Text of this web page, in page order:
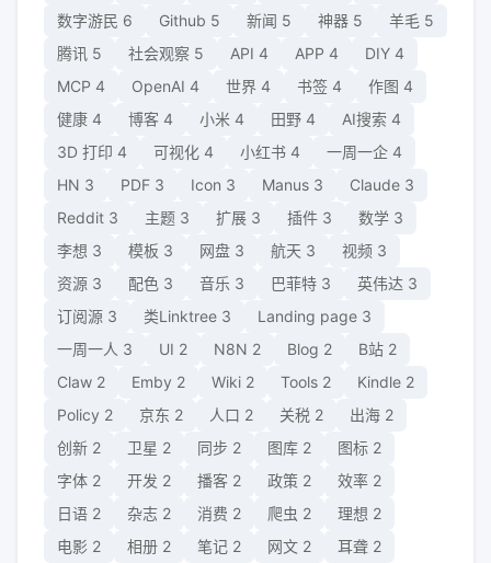
数字游民 6 Github 5 新闻 5 神器 5 羊毛 5
腾讯 5 社会观察 5 API 4 APP 4 DIY 4
MCP 4 OpenAI 4 世界 4 书签 4 作图 4
健康 4 博客 4 小米 4 田野 4 AI搜索 4
3D 打印 4 可视化 4 小红书 4 一周一企 4
HN 3 PDF 3 Icon 3 Manus 3 Claude 3
Reddit 3 主题 3 扩展 3 插件 3 数学 3
李想 3 模板 3 网盘 3 航天 3 视频 3
资源 3 配色 3 音乐 3 巴菲特 3 英伟达 3
订阅源 3 类Linktree 3 Landing page 3
一周一人 3 UI 2 N8N 2 Blog 2 B站 2
Claw 2 Emby 2 Wiki 2 Tools 2 Kindle 2
Policy 2 京东 2 人口 2 关税 2 出海 2
创新 2 卫星 2 同步 2 图库 2 图标 2
字体 2 开发 2 播客 2 政策 2 效率 2
日语 2 杂志 2 消费 2 爬虫 2 理想 2
电影 2 相册 2 笔记 2 网文 2 耳聋 2